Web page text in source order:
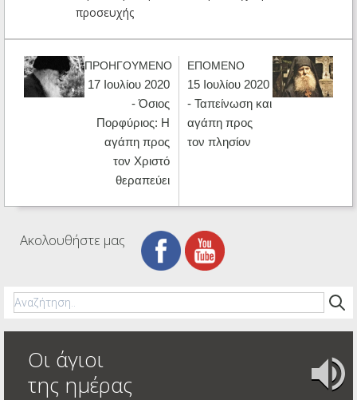
προσευχής
ΠΡΟΗΓΟΥΜΕΝΟ
17 Ιουλίου 2020
- Όσιος
Πορφύριος: Η
αγάπη προς
τον Χριστό
θεραπεύει
ΕΠΟΜΕΝΟ
15 Ιουλίου 2020
- Ταπείνωση και
αγάπη προς
τον πλησίον
Ακολουθήστε μας
Οι άγιοι
της ημέρας